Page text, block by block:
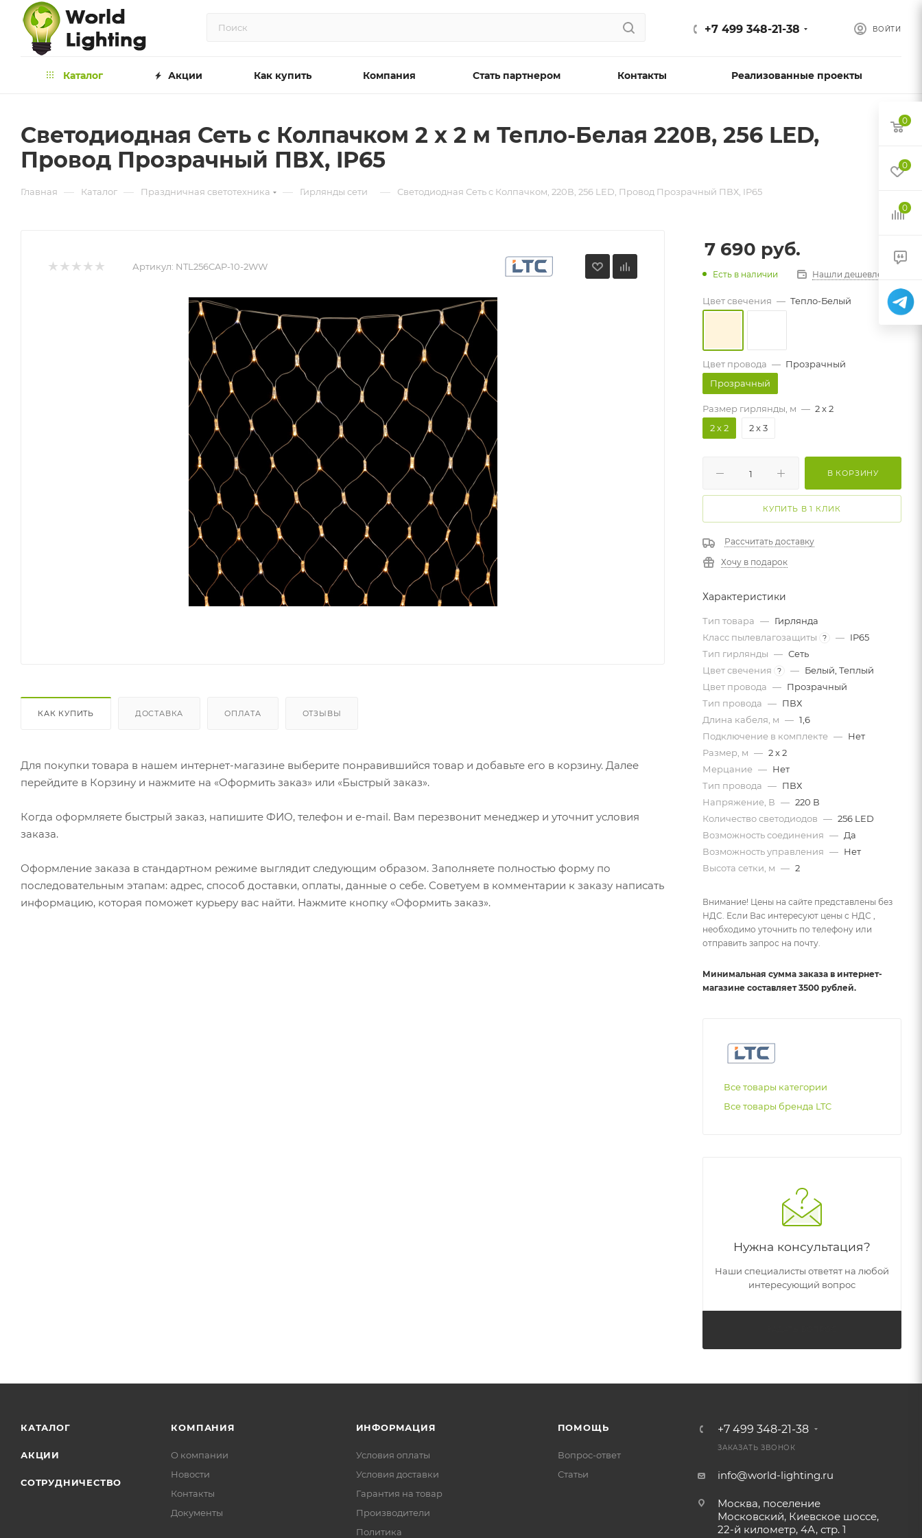
ВОЙТИ
+7 499 348-21-38
Каталог Акции Как купить Компания Стать партнером Контакты Реализованные проекты
Светодиодная Сеть с Колпачком 2 x 2 м Тепло-Белая 220В, 256 LED,
Провод Прозрачный ПВХ, IP65
Главная — Каталог — Праздничная светотехника — Гирлянды сети — Светодиодная Сеть с Колпачком, 220В, 256 LED, Провод Прозрачный ПВХ, IP65
Артикул: NTL256CAP-10-2WW
КАК КУПИТЬ ДОСТАВКА ОПЛАТА ОТЗЫВЫ
Для покупки товара в нашем интернет-магазине выберите понравившийся товар и добавьте его в корзину. Далее
перейдите в Корзину и нажмите на «Оформить заказ» или «Быстрый заказ».
Когда оформляете быстрый заказ, напишите ФИО, телефон и e-mail. Вам перезвонит менеджер и уточнит условия
заказа.
Оформление заказа в стандартном режиме выглядит следующим образом. Заполняете полностью форму по
последовательным этапам: адрес, способ доставки, оплаты, данные о себе. Советуем в комментарии к заказу написать
информацию, которая поможет курьеру вас найти. Нажмите кнопку «Оформить заказ».
7 690 руб.
Есть в наличии Нашли дешевле?
Цвет свечения — Тепло-Белый
Цвет провода — Прозрачный
Прозрачный
Размер гирлянды, м — 2 x 2
2 x 2
2 x 3
В КОРЗИНУ
КУПИТЬ В 1 КЛИК
Рассчитать доставку
Хочу в подарок
Характеристики
Тип товара — Гирлянда
Класс пылевлагозащиты
? — IP65
Тип гирлянды — Сеть
Цвет свечения
? — Белый, Теплый
Цвет провода — Прозрачный
Тип провода — ПВХ
Длина кабеля, м — 1,6
Подключение в комплекте — Нет
Размер, м — 2 x 2
Мерцание — Нет
Тип провода — ПВХ
Напряжение, В — 220 В
Количество светодиодов — 256 LED
Возможность соединения — Да
Возможность управления — Нет
Высота сетки, м — 2
Внимание! Цены на сайте представлены без
НДС. Если Вас интересуют цены с НДС ,
необходимо уточнить по телефону или
отправить запрос на почту.
Минимальная сумма заказа в интернет-
магазине составляет 3500 рублей.
Все товары категории
Все товары бренда LTC
Нужна консультация?
Наши специалисты ответят на любой
интересующий вопрос
КАТАЛОГ
АКЦИИ
СОТРУДНИЧЕСТВО
КОМПАНИЯ
О компании
Новости
Контакты
Документы
ИНФОРМАЦИЯ
Условия оплаты
Условия доставки
Гарантия на товар
Производители
Политика
ПОМОЩЬ
Вопрос-ответ
Статьи
+7 499 348-21-38
ЗАКАЗАТЬ ЗВОНОК
info@world-lighting.ru
Москва, поселение
Московский, Киевское шоссе,
22-й километр, 4А, стр. 1
0
0
0